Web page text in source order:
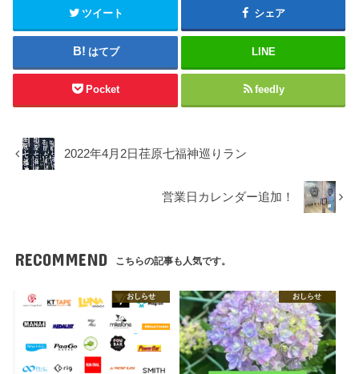
ツイート シェア
はてブ LINE
Pocket feedly
2022年4月2日荏原七福神巡りラン
営業日カレンダー追加！
RECOMMEND こちらの記事も人気です。
おしらせ おしらせ